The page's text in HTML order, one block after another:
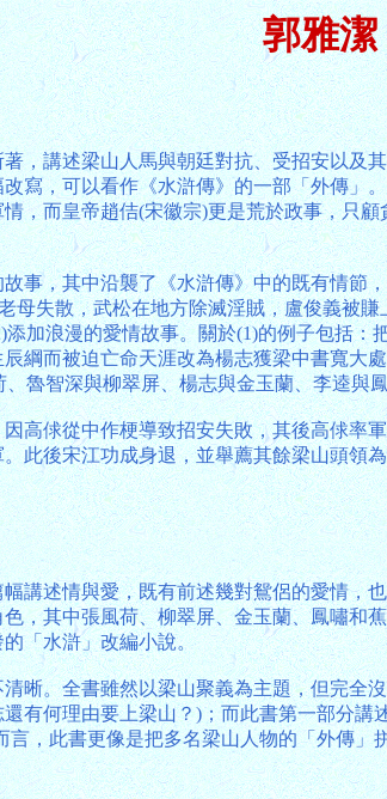
郭雅
，講述梁山人馬與朝廷對抗、受招安以
寫，可以看作《水滸傳》的一部「外傳
，而皇帝趙佶(宋徽宗)更是荒於政事，只
事，其中沿襲了《水滸傳》中的既有情
母失散，武松在地方除滅淫賊，盧俊義被
加浪漫的愛情故事。關於(1)的例子包括
綱而被迫亡命天涯改為楊志獲梁中書寬
魯智深與柳翠屏、楊志與金玉蘭、李逵與
高俅從中作梗導致招安失敗，其後高俅
此後宋江功成身退，並舉薦其餘梁山頭
講述情與愛，既有前述幾對鴛侶的愛情
，其中張風荷、柳翠屏、金玉蘭、鳳嘯
「水滸」改編小說。
晰。全書雖然以梁山聚義為主題，但完
有何理由要上梁山？)；而此書第一部分
，此書更像是把多名梁山人物的「外傳